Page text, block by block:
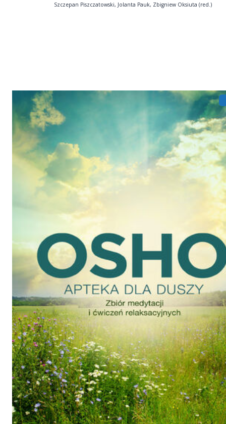
Szczepan Piszczatowski, Jolanta Pauk, Zbigniew Oksiuta (red.)